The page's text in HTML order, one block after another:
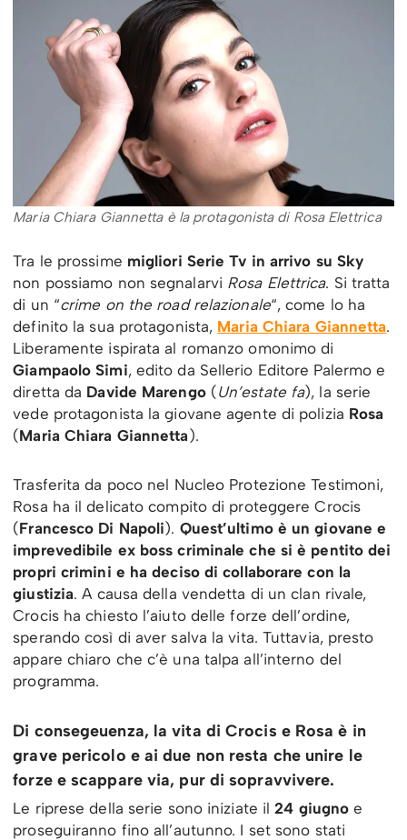
Maria Chiara Giannetta è la protagonista di Rosa Elettrica
Tra le prossime migliori Serie Tv in arrivo su Sky
non possiamo non segnalarvi Rosa Elettrica. Si tratta
di un “crime on the road relazionale“, come lo ha
definito la sua protagonista, Maria Chiara Giannetta.
Liberamente ispirata al romanzo omonimo di
Giampaolo Simi, edito da Sellerio Editore Palermo e
diretta da Davide Marengo (Un’estate fa), la serie
vede protagonista la giovane agente di polizia Rosa
(Maria Chiara Giannetta).
Trasferita da poco nel Nucleo Protezione Testimoni,
Rosa ha il delicato compito di proteggere Crocis
(Francesco Di Napoli). Quest’ultimo è un giovane e
imprevedibile ex boss criminale che si è pentito dei
propri crimini e ha deciso di collaborare con la
giustizia. A causa della vendetta di un clan rivale,
Crocis ha chiesto l’aiuto delle forze dell’ordine,
sperando così di aver salva la vita. Tuttavia, presto
appare chiaro che c’è una talpa all’interno del
programma.
Di consegeuenza, la vita di Crocis e Rosa è in
grave pericolo e ai due non resta che unire le
forze e scappare via, pur di sopravvivere.
Le riprese della serie sono iniziate il24 giugnoe
proseguiranno fino all’autunno. I set sono stati